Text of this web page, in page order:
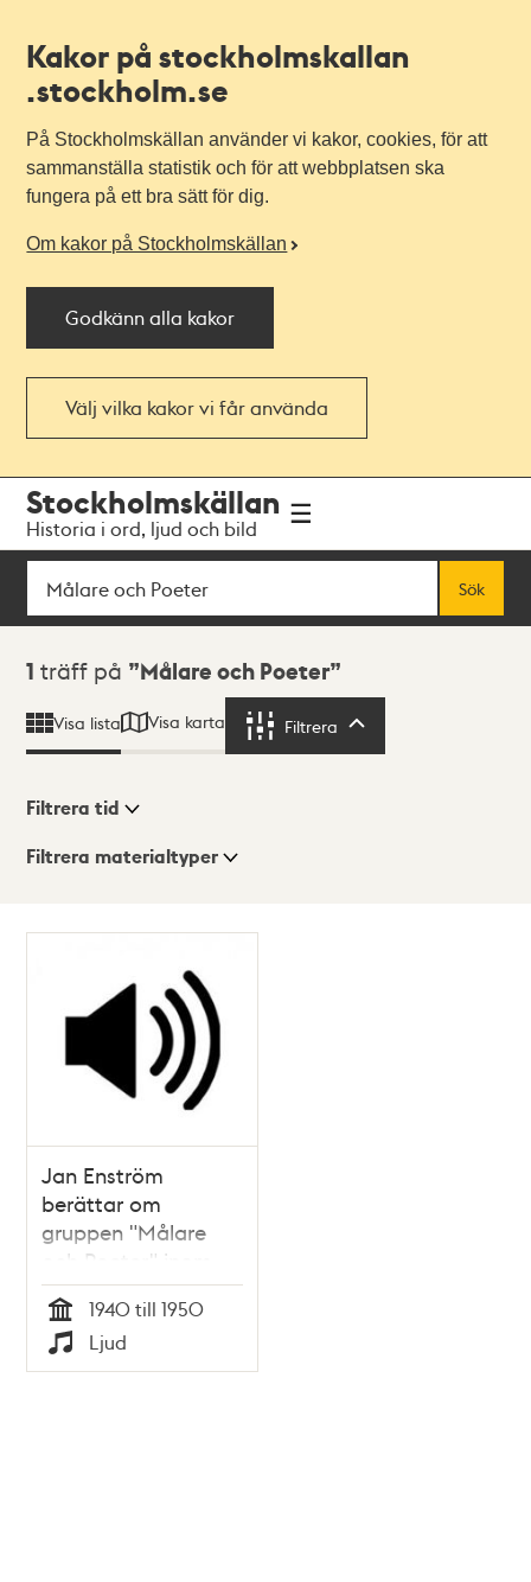
Kakor på stockholmskallan
.stockholm.se
På Stockholmskällan använder vi kakor, cookies, för att
sammanställa statistik och för att webbplatsen ska
fungera på ett bra sätt för dig.
Om kakor på Stockholmskällan
Godkänn alla kakor
Välj vilka kakor vi får använda
navigationen
huvudinnehållet
Stockholmskällan
Historia i ord, ljud och bild
Sök
Sök
Sökresultat
1 träff på Målare och Poeter
Visa lista Visa karta Filtrera
Visningsläge
Filtrera tid
Filtrera materialtyper
Jan Enström
berättar om
gruppen "Målare
och Poeter" inom
Vitabergsklubben
Tid
1940 till 1950
Typ
Ljud